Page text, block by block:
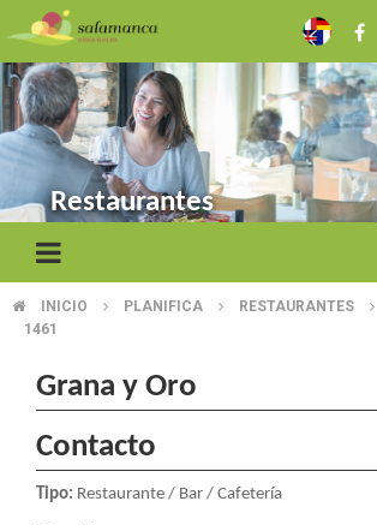
to
main
content
Restaurantes
BREADCRUMB
INICIO PLANIFICA RESTAURANTES
1461
Grana y Oro
Contacto
Tipo: Restaurante / Bar / Cafetería